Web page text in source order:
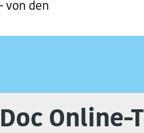
von den
Online-